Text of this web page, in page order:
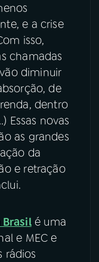
e a crise
isso,
chamadas
vão diminuir
de
dentro
Essas novas
as grandes
da
e retração
Brasilé uma
e MEC e
rádios